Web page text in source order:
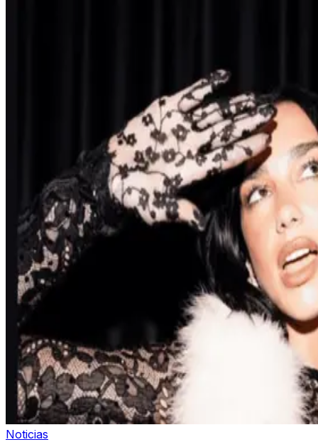
Noticias